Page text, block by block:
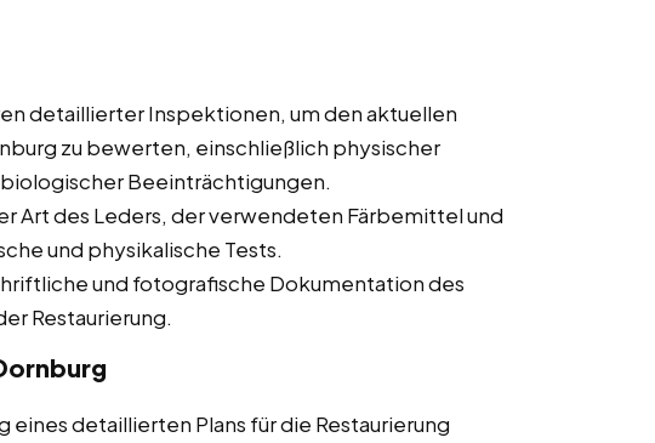
detaillierter Inspektionen, um den aktuellen
zu bewerten, einschließlich physischer
Beeinträchtigungen.
Art des Leders, der verwendeten Färbemittel und
und physikalische Tests.
und fotografische Dokumentation des
Restaurierung.
eines detaillierten Plans für die Restaurierung